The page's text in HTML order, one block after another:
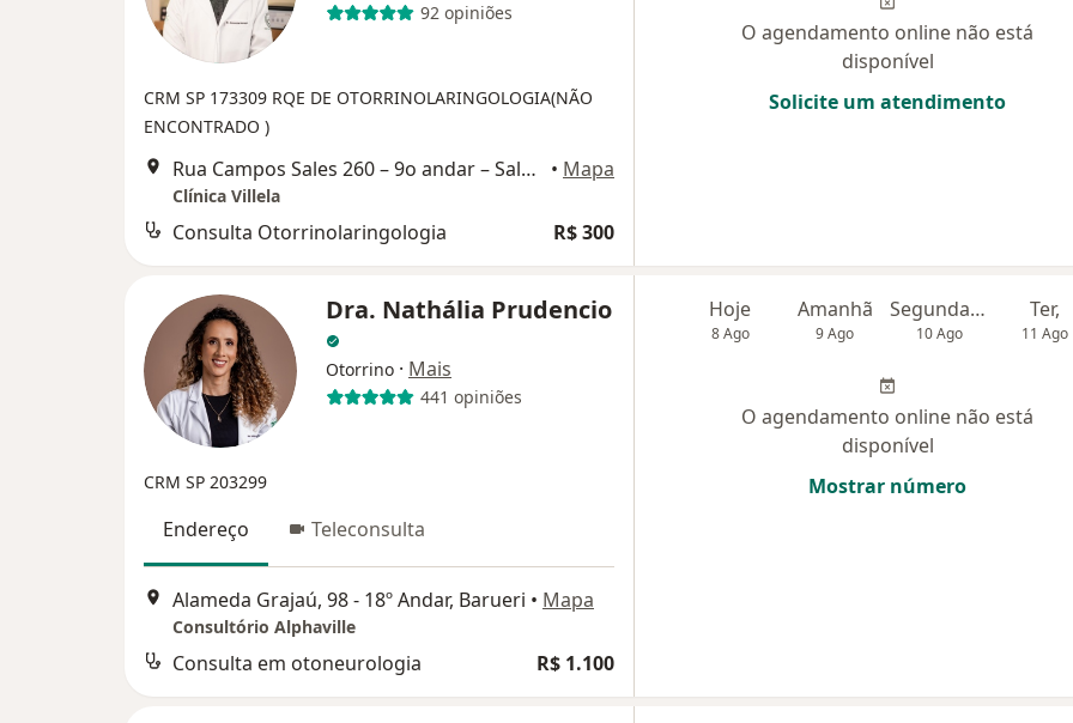
92 opiniões
CRM SP 173309 RQE DE OTORRINOLARINGOLOGIA(NÃO
ENCONTRADO )
Rua Campos Sales 260 – 9o andar – Salas 93 e 94, Barueri • Mapa
Clínica Villela
Consulta Otorrinolaringologia R$ 300
O agendamento online não está
disponível
Solicite um atendimento
Dra. Nathália Prudencio
Otorrino · Mais
441 opiniões
CRM SP 203299
Endereço Teleconsulta
Alameda Grajaú, 98 - 18º Andar, Barueri • Mapa
Consultório Alphaville
Consulta em otoneurologia R$ 1.100
Hoje
8 Ago
Amanhã
9 Ago
Segunda-feira
10 Ago
Ter,
11 Ago
O agendamento online não está
disponível
Mostrar número